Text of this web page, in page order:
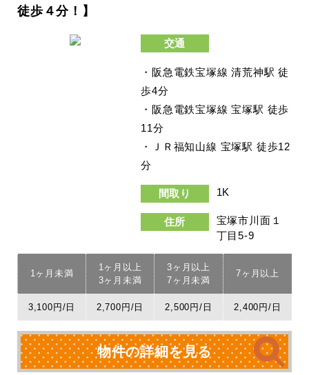
徒歩４分！】
交通
・阪急電鉄宝塚線 清荒神駅 徒
歩4分
・阪急電鉄宝塚線 宝塚駅 徒歩
11分
・ＪＲ福知山線 宝塚駅 徒歩12
分
間取り 1K
住所
宝塚市川面１
丁目5-9
1ヶ月未満
1ヶ月以上
3ヶ月未満
3ヶ月以上
7ヶ月未満
7ヶ月以上
3,100円/日 2,700円/日 2,500円/日 2,400円/日
物件の詳細を見る